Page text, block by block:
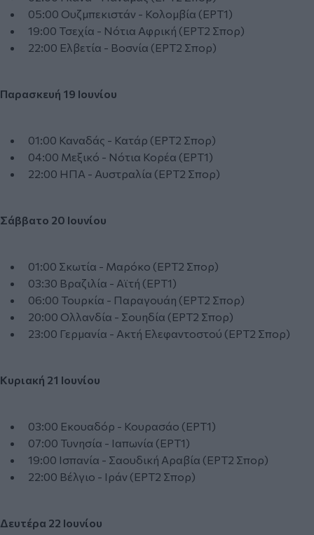
05:00 Ουζμπεκιστάν - Κολομβία (ΕΡΤ1)
19:00 Τσεχία - Νότια Αφρική (ΕΡΤ2 Σπορ)
22:00 Ελβετία - Βοσνία (ΕΡΤ2 Σπορ)
Παρασκευή 19 Ιουνίου
01:00 Καναδάς - Κατάρ (ΕΡΤ2 Σπορ)
04:00 Μεξικό - Νότια Κορέα (ΕΡΤ1)
22:00 ΗΠΑ - Αυστραλία (ΕΡΤ2 Σπορ)
Σάββατο 20 Ιουνίου
01:00 Σκωτία - Μαρόκο (ΕΡΤ2 Σπορ)
03:30 Βραζιλία - Αϊτή (ΕΡΤ1)
06:00 Τουρκία - Παραγουάη (ΕΡΤ2 Σπορ)
20:00 Ολλανδία - Σουηδία (ΕΡΤ2 Σπορ)
23:00 Γερμανία - Ακτή Ελεφαντοστού (ΕΡΤ2 Σπορ)
Κυριακή 21 Ιουνίου
03:00 Εκουαδόρ - Κουρασάο (ΕΡΤ1)
07:00 Τυνησία - Ιαπωνία (ΕΡΤ1)
19:00 Ισπανία - Σαουδική Αραβία (ΕΡΤ2 Σπορ)
22:00 Βέλγιο - Ιράν (ΕΡΤ2 Σπορ)
Δευτέρα 22 Ιουνίου